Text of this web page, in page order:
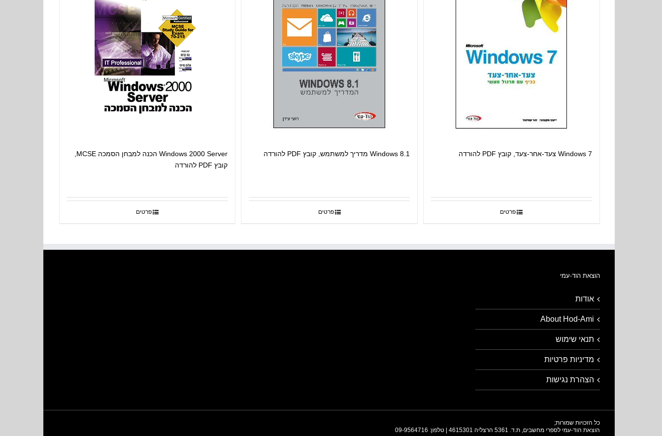
Windows 7 צעד-אחר-צעד, קובץ PDF להורדה
פרטים
Windows 8.1 מדריך למשתמש, קובץ PDF להורדה
פרטים
Windows 2000 Server הכנה למבחן הסמכה MCSE,
קובץ PDF להורדה
פרטים
הוצאת הוד-עמי
אודות
About Hod-Ami
תנאי שימוש
מדיניות פרטיות
הצהרת נגישות
כל הזכויות שמורות;
הוצאת הוד-עמי לספרי מחשבים, ת.ד. 5361 הרצליה 4615301 | טלפון: 09-9564716